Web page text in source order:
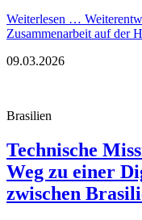
Weiterlesen …
Zusammenarbeit auf der
09.03.2026
Brasilien
Technische
Weg zu einer
zwischen